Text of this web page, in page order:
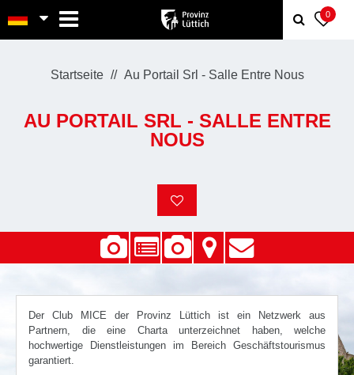
0
Startseite Au Portail Srl - Salle Entre Nous
AU PORTAIL SRL - SALLE ENTRE
NOUS
Der Club MICE der Provinz Lüttich ist ein Netzwerk aus
Partnern, die eine Charta unterzeichnet haben, welche
hochwertige Dienstleistungen im Bereich Geschäftstourismus
garantiert.